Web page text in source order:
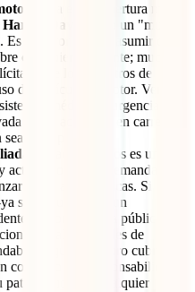
Esta es la cobertura más
Harley-Davidson
o un "muscle
. Es un error común asumir que
cualquier accidente; muchas
los siniestros de
de vehículos a motor. Verifica
médica de urgencia
de un accidente en carretera,
el culpable.
Estados Unidos es un país
donde las demandas por
cifras astronómicas. Si
sea en un motel, un
menor en la vía pública—,
legales de miles de
es que tu seguro cubra
concepto de Responsabilidad
patrimonio ante cualquier